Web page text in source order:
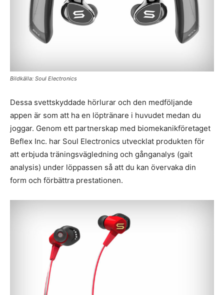
Bildkälla: Soul Electronics
Dessa svettskyddade hörlurar och den medföljande
appen är som att ha en löptränare i huvudet medan du
joggar. Genom ett partnerskap med biomekanikföretaget
Beflex Inc. har Soul Electronics utvecklat produkten för
att erbjuda träningsvägledning och gånganalys (gait
analysis) under löppassen så att du kan övervaka din
form och förbättra prestationen.